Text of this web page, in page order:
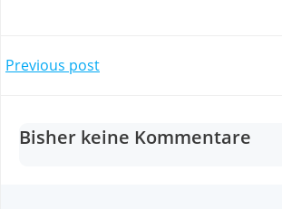
Post
navigation
Previous post
Bisher keine Kommentare